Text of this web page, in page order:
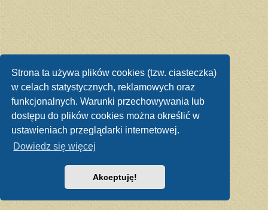
Strona ta używa plików cookies (tzw. ciasteczka)
w celach statystycznych, reklamowych oraz
funkcjonalnych. Warunki przechowywania lub
dostępu do plików cookies można określić w
ustawieniach przeglądarki internetowej.
Dowiedz się więcej
Akceptuję!